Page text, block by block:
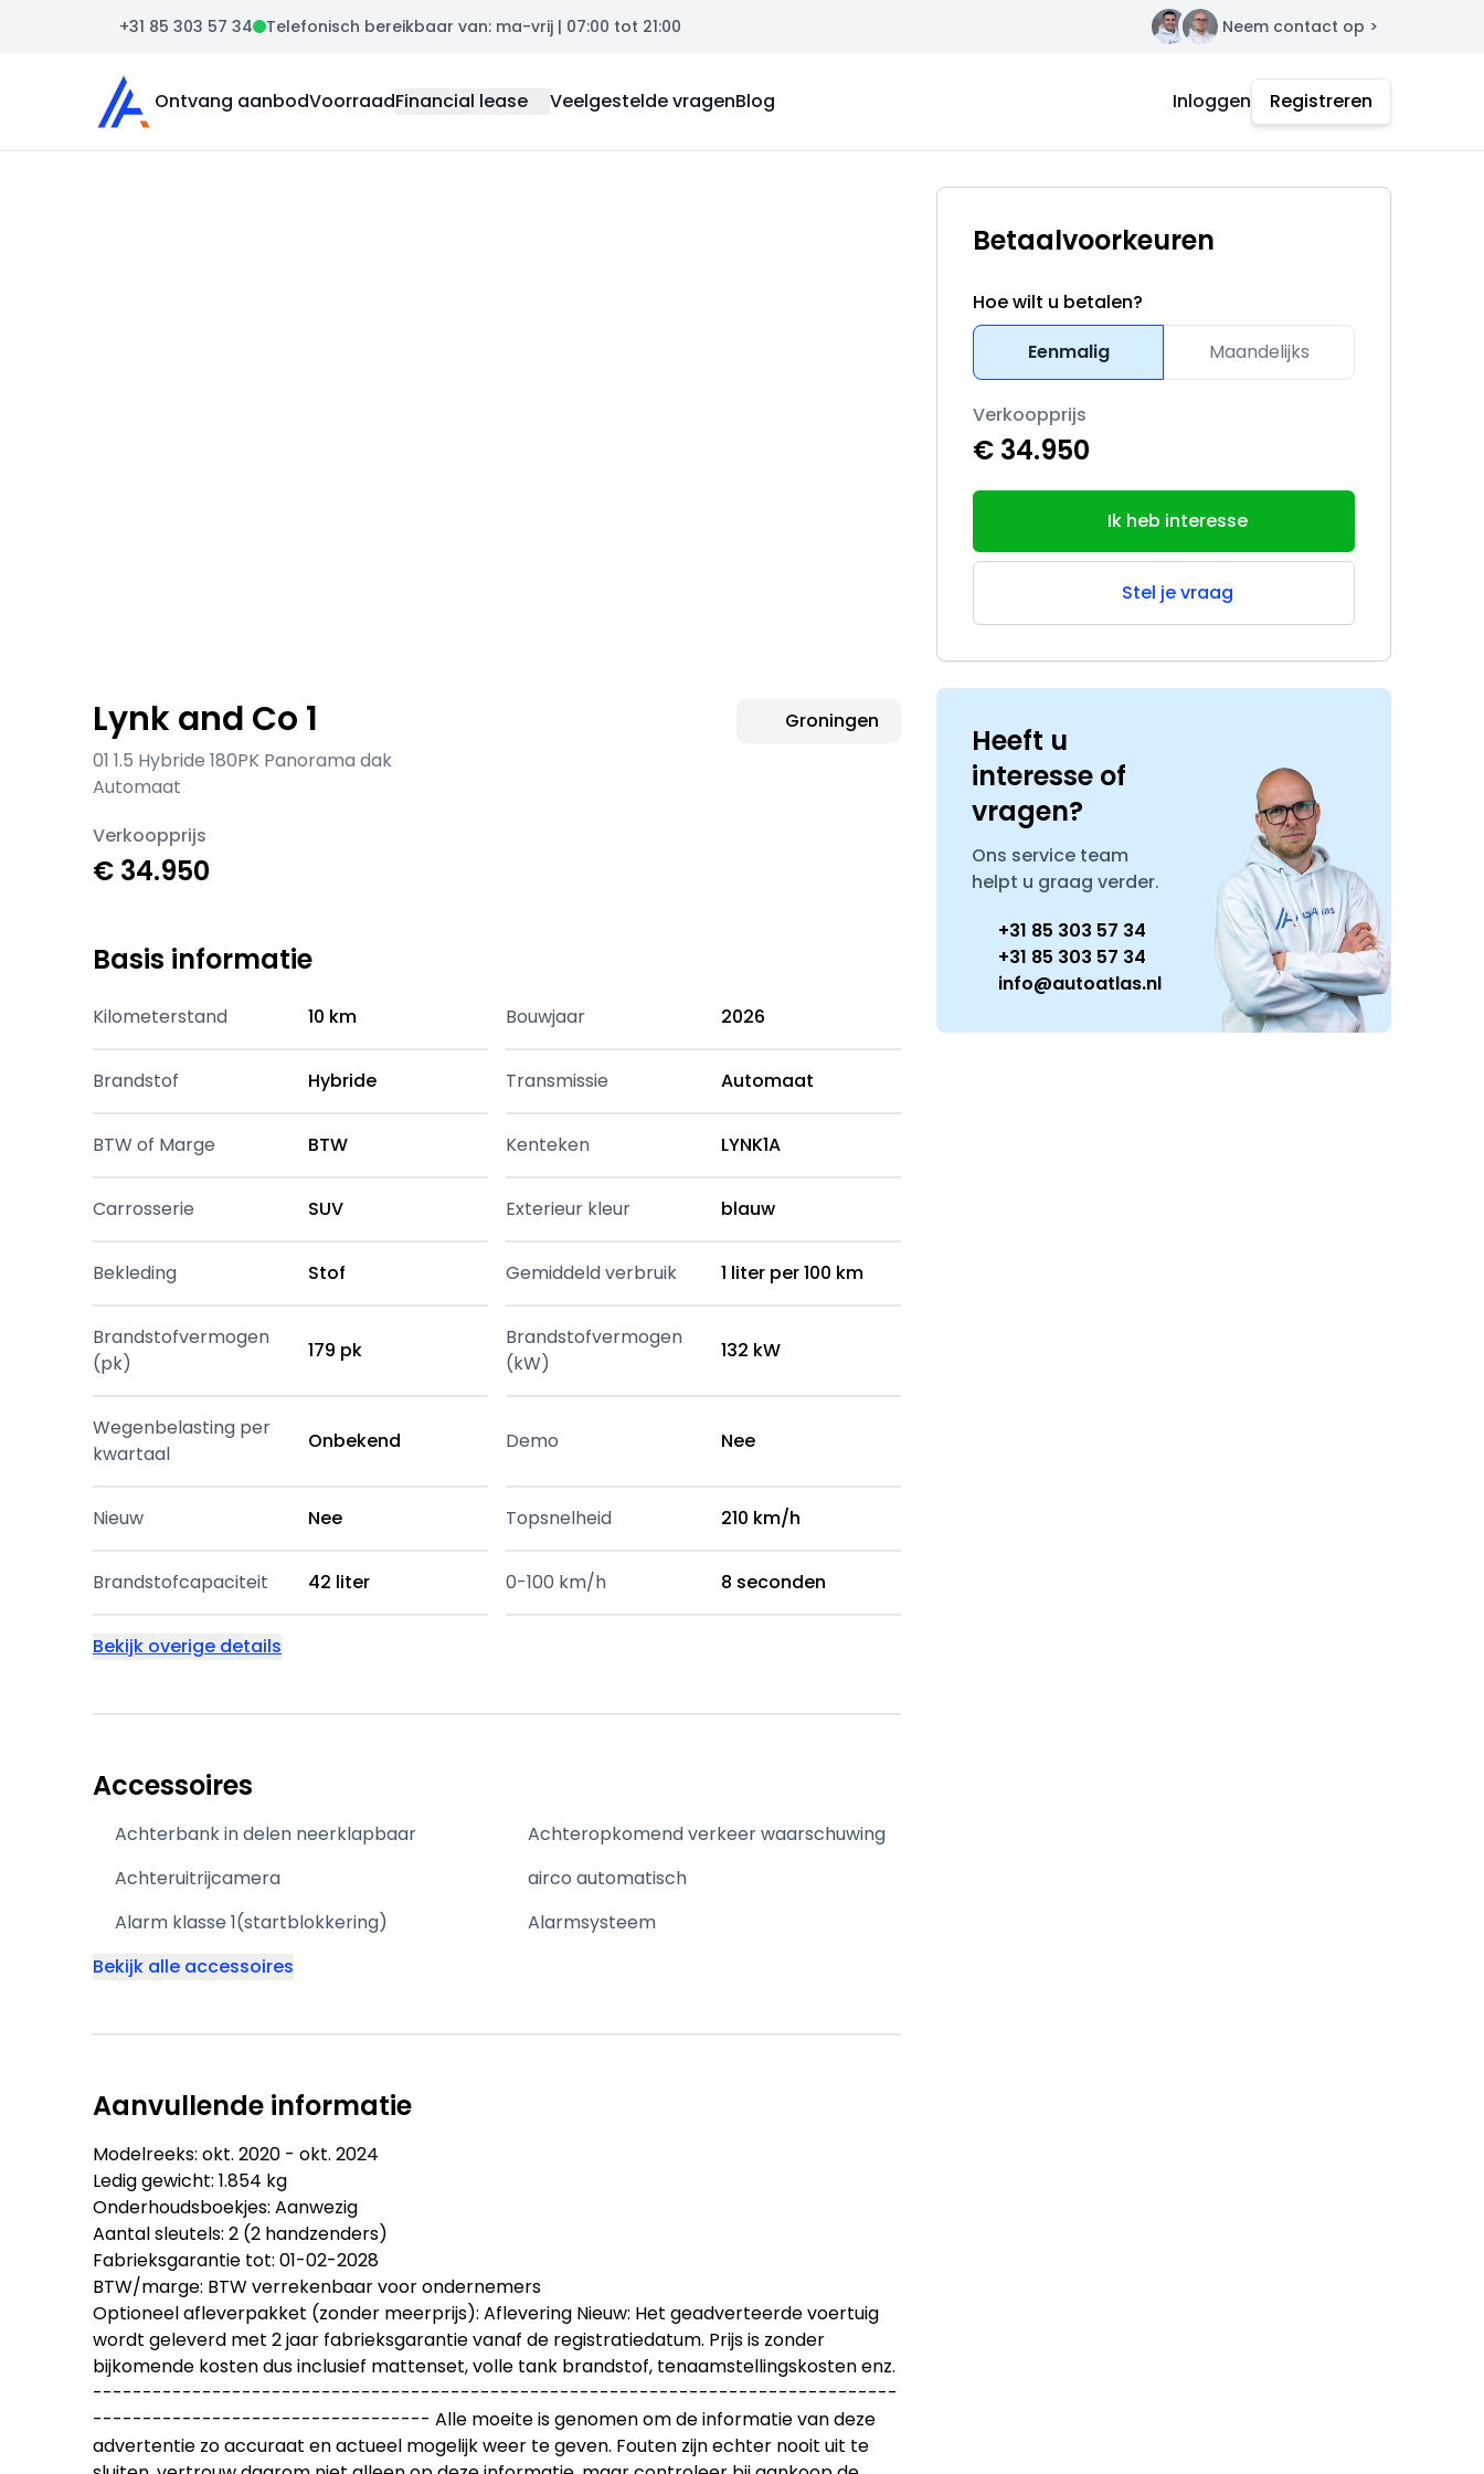
+31 85 303 57 34 Telefonisch bereikbaar van: ma-vrij | 07:00 tot 21:00 Contact Neem contact op >
Auto Atlas
Ontvang aanbodVoorraadFinancial lease Veelgestelde vragenBlog Inloggen Registreren
Lynk and Co 1
01 1.5 Hybride 180PK Panorama dak
Automaat
Groningen
Verkoopprijs
€ 34.950
Betaalvoorkeuren
Hoe wilt u betalen?
Eenmalig
Maandelijks
Verkoopprijs
€ 34.950
Ik heb interesse
Stel je vraag
Heeft u
interesse of
vragen?
Ons service team
helpt u graag verder.
+31 85 303 57 34
+31 85 303 57 34
info@autoatlas.nl
Basis informatie
Kilometerstand 10 km Bouwjaar 2026
Brandstof Hybride Transmissie Automaat
BTW of Marge BTW Kenteken LYNK1A
Carrosserie SUV Exterieur kleur blauw
Bekleding Stof Gemiddeld verbruik 1 liter per 100 km
Brandstofvermogen
(pk)
179 pk
Brandstofvermogen
(kW)
132 kW
Wegenbelasting per
kwartaal
Onbekend Demo Nee
Nieuw Nee Topsnelheid 210 km/h
Brandstofcapaciteit 42 liter 0-100 km/h 8 seconden
Bekijk overige details
Accessoires
Achterbank in delen neerklapbaar
Achteropkomend verkeer waarschuwing
Achteruitrijcamera
airco automatisch
Alarm klasse 1(startblokkering)
Alarmsysteem
Bekijk alle accessoires
Aanvullende informatie
Modelreeks: okt. 2020 - okt. 2024
Ledig gewicht: 1.854 kg
Onderhoudsboekjes: Aanwezig
Aantal sleutels: 2 (2 handzenders)
Fabrieksgarantie tot: 01-02-2028
BTW/marge: BTW verrekenbaar voor ondernemers
Optioneel afleverpakket (zonder meerprijs): Aflevering Nieuw: Het geadverteerde voertuig
wordt geleverd met 2 jaar fabrieksgarantie vanaf de registratiedatum. Prijs is zonder
bijkomende kosten dus inclusief mattenset, volle tank brandstof, tenaamstellingskosten enz.
---------------------------------------------------------------------------------
---------------------------------- Alle moeite is genomen om de informatie van deze
advertentie zo accuraat en actueel mogelijk weer te geven. Fouten zijn echter nooit uit te